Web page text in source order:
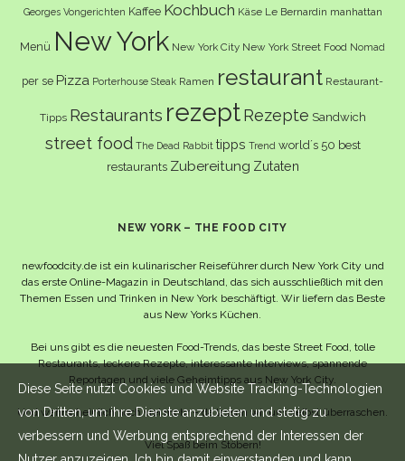
Georges Vongerichten Kaffee Kochbuch Käse Le Bernardin manhattan
Menü New York New York City New York Street Food Nomad
per se Pizza Porterhouse Steak Ramen restaurant Restaurant-
Tipps Restaurants rezept Rezepte Sandwich
street food The Dead Rabbit tipps Trend world´s 50 best
restaurants Zubereitung Zutaten
NEW YORK – THE FOOD CITY
newfoodcity.de ist ein kulinarischer Reiseführer durch New York City und
das erste Online-Magazin in Deutschland, das sich ausschließlich mit den
Themen Essen und Trinken in New York beschäftigt. Wir liefern das Beste
aus New Yorks Küchen.
Bei uns gibt es die neuesten Food-Trends, das beste Street Food, tolle
Restaurants, leckere Rezepte, interessante Interviews, spannende
Reportagen und viele Geheimtipps aus New York City.
Und wahrscheinlich noch viel mehr – da lassen wir uns selbst überraschen.
Viel Spaß beim Stöbern!
Diese Seite nutzt Cookies und Website Tracking-Technologien
von Dritten, um ihre Dienste anzubieten und stetig zu
verbessern und Werbung entsprechend der Interessen der